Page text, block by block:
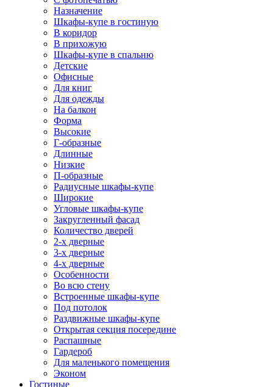
Назначение
Шкафы-купе в гостиную
В коридор
В прихожую
Шкафы-купе в спальню
Детские
Офисные
Для книг
Для одежды
На балкон
Форма
Высокие
Г-образные
Длинные
Низкие
П-образные
Радиусные шкафы-купе
Широкие
Угловые шкафы-купе
Закругленный фасад
Количество дверей
2-х дверные
3-х дверные
4-х дверные
Особенности
Во всю стену
Встроенные шкафы-купе
Под потолок
Раздвижные шкафы-купе
Открытая секция посередине
Распашные
Гардероб
Для маленького помещения
Эконом
Гостиные